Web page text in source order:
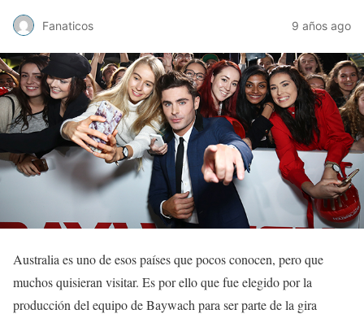
Fanaticos 9 años ago
Australia es uno de esos países que pocos conocen, pero que
muchos quisieran visitar. Es por ello que fue elegido por la
producción del equipo de Baywach para ser parte de la gira